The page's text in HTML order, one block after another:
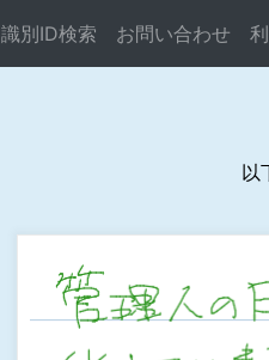
識別ID検索 お問い合わせ
以